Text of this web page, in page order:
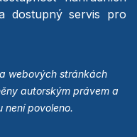
dostupný servis pro
webových stránkách
autorským právem a
není povoleno.